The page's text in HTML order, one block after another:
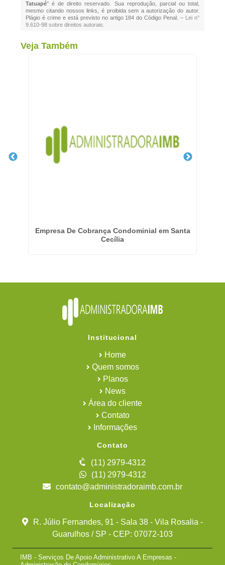
Tatuapé" é de direito reservado. Sua reprodução, parcial ou total,
mesmo citando nossos links, é proibida sem a autorização do autor.
Plágio é crime e está previsto no artigo 184 do Código Penal. – Lei n°
9.610-98 sobre direitos autorais
Veja Também
Empresa De Cobrança Condominial em Santa
Cecília
Institucional
Home
Quem somos
Planos
News
Área do cliente
Contato
Informações
Contato
(11) 2979-4312
(11) 2979-4312
contato@administradoraimb.com.br
Localização
R. Júlio Fernandes, 91 - Sala 38 - Vila Rosalia -
Guarulhos / SP - CEP: 07072-103
IMB - Serviços De Apoio Administrativo A Empresas -